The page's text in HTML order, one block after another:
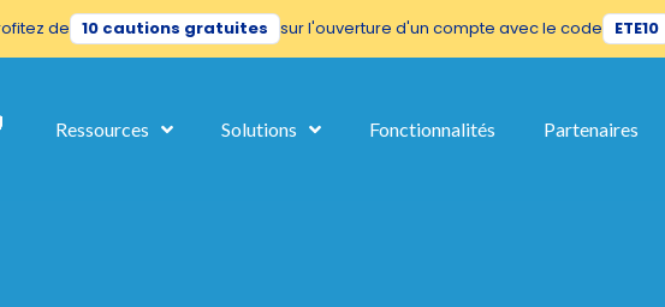
were interested in the content of this site before bothering you, but we'd like to
de 10 cautions gratuites sur l'ouverture d'un compte avec le code ETE10
Ressources Solutions Fonctionnalités Partenaires